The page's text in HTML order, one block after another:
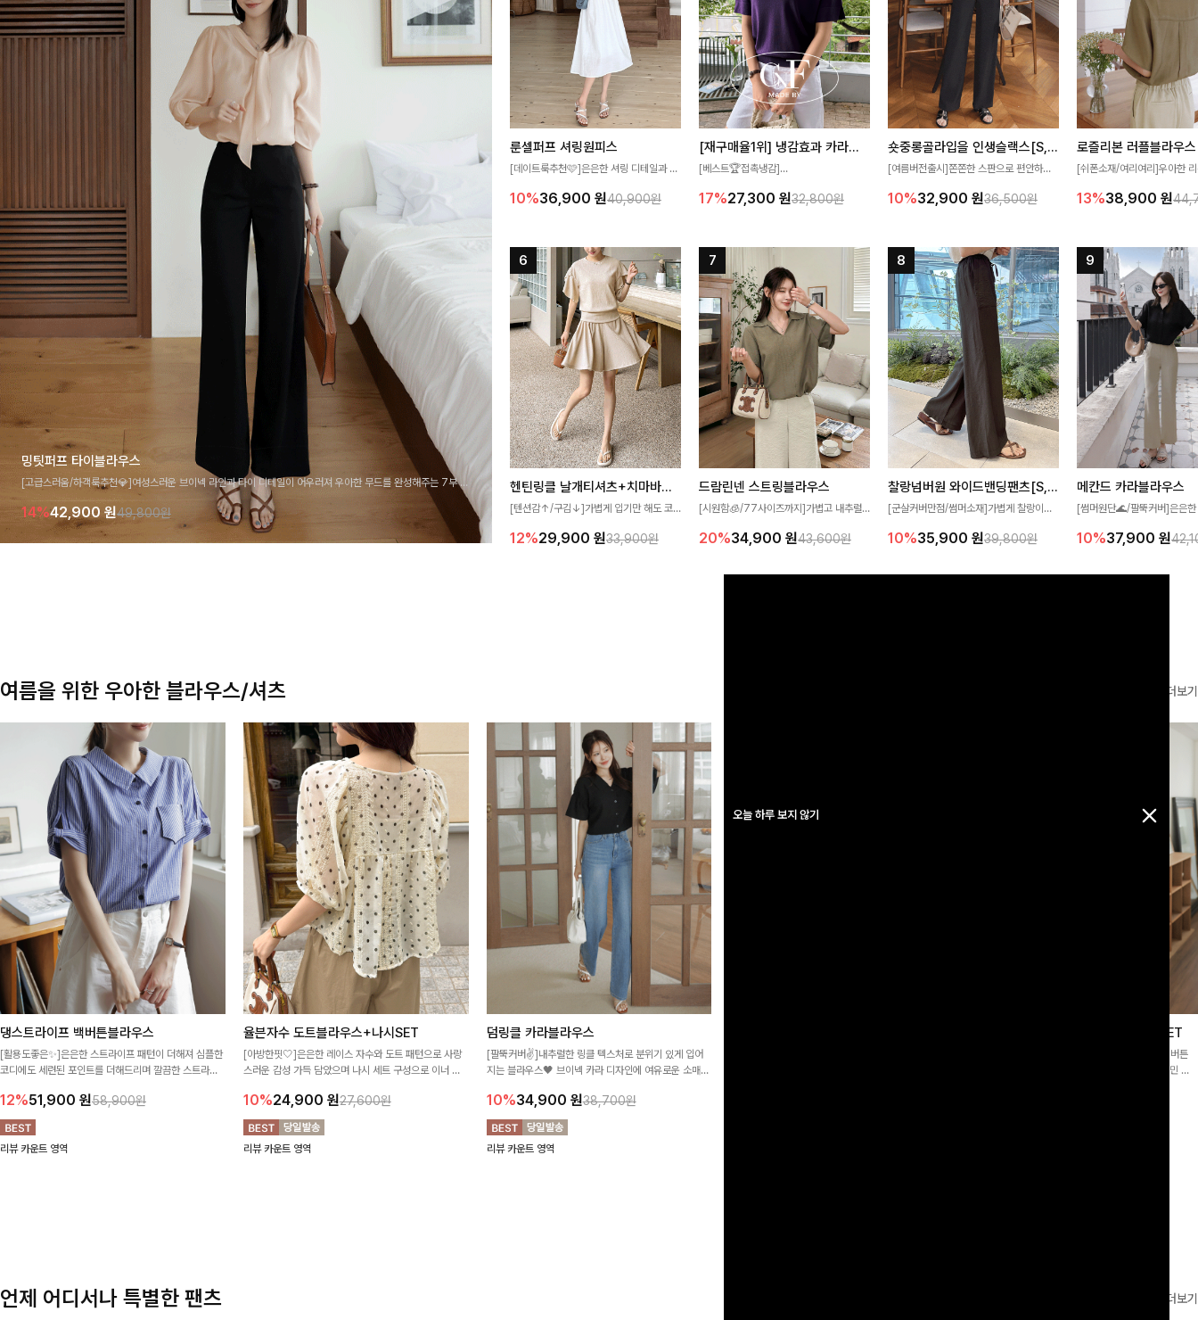
오늘 하루 보지 않기
밍팃퍼프 타이블라우스
[고급스러움/하객룩추천💎]여성스러운 브이넥 라인과 타이 디테일이 어우러져 우아한 무드를 완성해주는 7부 블
라우스 🤍 여유로운 7부 소매로 편안하게 착용되며 데일리룩부터 출근룩, 하객룩까지 세련된 스타일링을 연출하
기 좋은 아이템이에요
14%42,900 원49,800원
룬셀퍼프 셔링원피스
[데이트룩추천🩷]은은한 셔링 디테일과 퍼
성해주는 원피스🤍 허리 스모크 밴딩이 슬
즐기기 좋아요
10%36,900 원40,900원
[재구매율1위] 냉감효과 카라니트
[베스트🏆접촉냉감]
고 가벼운 소재감으로 여름에도 시원하게
17%27,300 원32,800원
숏중롱골라입을 인생슬랙스[S,M,L,XL사이즈]
[여름버전출시]쫀쫀한 스판으로 편안하게
숏·기본·롱 기장과 와이드·부츠컷 핏까지 취
10%32,900 원36,500원
로즐리본 러플블라우스
[쉬폰소재/여리여리]우아한
분위기를 더해주는 블라우스
좋아요
13%38,900 원
헨틴링클 날개티셔츠+치마바지SET
[텐션감↑/구김↓]가볍게 입기만 해도 코
게 퍼지는 프릴 날개 소매가 우아한 포인트
12%29,900 원33,900원
드람린넨 스트링블라우스
[시원함🧊/77사이즈까지]가볍고 내추럴
없는 슬릿 카라 디자인이 얼굴선을 더욱 시
20%34,900 원43,600원
찰랑넘버원 와이드밴딩팬츠[S,M,L사이즈]
[군살커버만점/썸머소재]가볍게 찰랑이는
편안하게 착용하실 수 있는 팬츠입니다 🖤
감 있는 착용감을 더해드려요!
10%35,900 원39,800원
메칸드 카라블라우스
[썸머원단🌊/팔뚝커버]은은
세련된 무드를 연출해주는 블
은 베이직한 디자인!
10%37,900 원
여름을 위한 우아한 블라우스/셔츠 더보기
댕스트라이프 백버튼블라우스
[활용도좋은✨]은은한 스트라이프 패턴이 더해져 심플한
코디에도 세련된 포인트를 더해드리며 깔끔한 스트라이
12%51,900 원58,900원
리뷰 카운트 영역
율븐자수 도트블라우스+나시SET
[아방한핏🤍]은은한 레이스 자수와 도트 패턴으로 사랑
스러운 감성 가득 담았으며 나시 세트 구성으로 이너 걱
10%24,900 원27,600원
리뷰 카운트 영역
덤링클 카라블라우스
[팔뚝커버✌]내추럴한 링클 텍스처로 분위기 있게 입어
지는 블라우스🖤 브이넥 카라 디자인에 여유로운 소매핏
10%34,900 원38,700원
리뷰 카운트 영역
제딧레이어드 블라우스+플레어팬츠SET
[완성도높은💗]레이어드한 듯 자연스러운 나시와 버튼
원피스가 함께 구성된 세트 아이템입니다. 코디 고민 없
언제 어디서나 특별한 팬츠 더보기